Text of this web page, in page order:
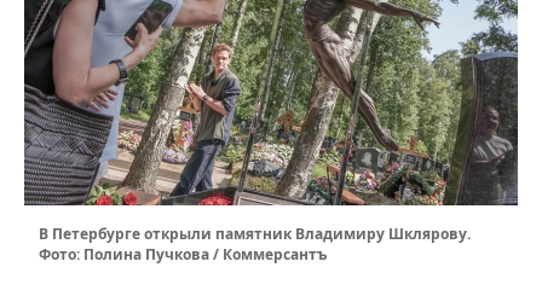
В Петербурге открыли памятник Владимиру Шклярову.
Фото: Полина Пучкова / Коммерсантъ